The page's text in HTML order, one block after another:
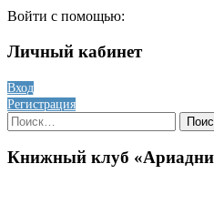
Войти с помощью:
Личный кабинет
Вход
Регистрация
Найти:
Книжный клуб